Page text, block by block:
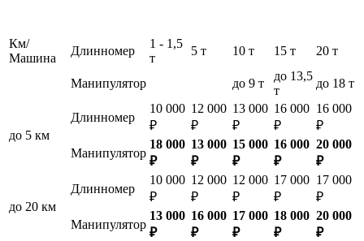
Км/
Машина
Длинномер
1 - 1,5
т
5 т 10 т 15 т 20 т
Манипулятор до 9 т
до 13,5
т
до 18 т
до 5 км
Длинномер
10 000
₽
12 000
₽
13 000
₽
16 000
₽
16 000
₽
Манипулятор
18 000
₽
13 000
₽
15 000
₽
16 000
₽
20 000
₽
до 20 км
Длинномер
10 000
₽
12 000
₽
12 000
₽
17 000
₽
17 000
₽
Манипулятор
13 000
₽
16 000
₽
17 000
₽
18 000
₽
20 000
₽